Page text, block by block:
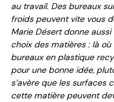
au travail. Des bureaux
froids peuvent vite vous
Marie Désert donne aussi
choix des matières : là
bureaux en plastique
pour une bonne idée,
s’avère que les surfaces
cette matière peuvent